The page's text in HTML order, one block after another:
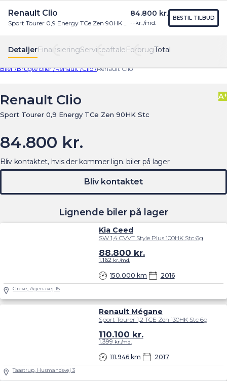
Find os Menu
DetaljerFinansieringServiceaftaleForbrugTotal
Renault Clio
Sport Tourer 0,9 Energy TCe Zen 90HK Stc
84.800 kr.
--kr./md.
BESTIL TILBUD
Biler /Brugte biler /Renault /Clio /Renault Clio
Renault Clio
Sport Tourer 0,9 Energy TCe Zen 90HK Stc
A+
84.800 kr.
Lignende biler på lager
Kia Ceed
SW 1,4 CVVT Style Plus 100HK Stc 6g
150.000 km 2016
88.800 kr.
1.162kr./md.
Greve, Agenavej 15
Renault Mégane
Sport Tourer 1,2 TCE Zen 130HK Stc 6g
111.946 km 2017
110.100 kr.
1.399 kr./md.
Taastrup, Husmandsvej 3
Bliv kontaktet, hvis der kommer lign. biler på lager
Bliv kontaktet